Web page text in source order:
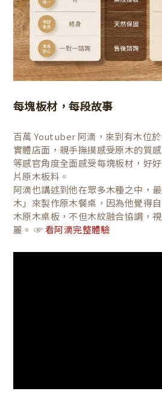
每塊板材，每段故事
百萬 Youtuber 阿滴，來到有木位
實體店面，親手撫摸感受原木的質
等感官角度全面感受每塊板材，好
片原木板料。
阿滴也講述到他在眾多木種之中，
木」來製作原木餐桌，因為他覺得
木原木桌板，不但木紋融合協調，
麗。 ☞ 看阿滴完整體驗